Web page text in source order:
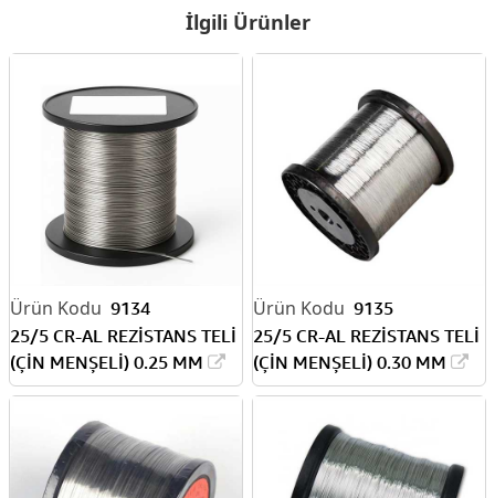
İlgili Ürünler
9134
25/5 CR-AL REZİSTANS TELİ
(ÇİN MENŞELİ) 0.25 MM
9135
25/5 CR-AL REZİSTANS TELİ
(ÇİN MENŞELİ) 0.30 MM